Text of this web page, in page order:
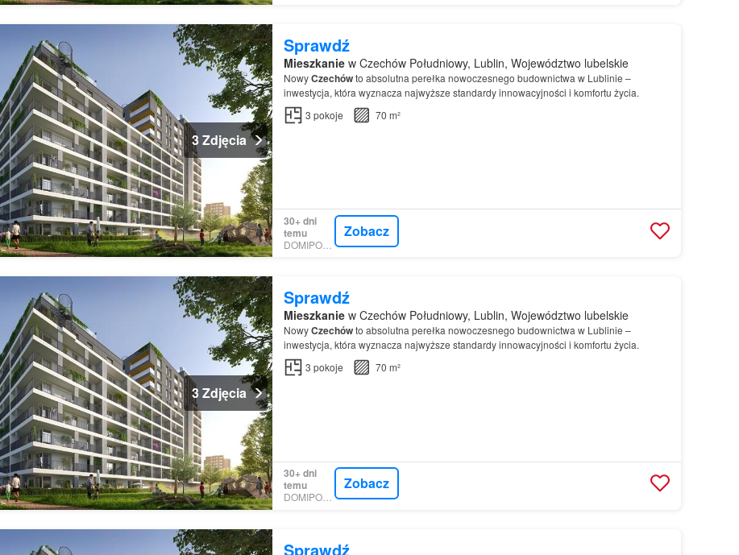
3 Zdjęcia
Sprawdź
Mieszkaniew Czechów Południowy, Lublin, Województwo lubelskie
NowyCzechówto absolutna perełka nowoczesnego budownictwa w Lublinie –
inwestycja, która wyznacza najwyższe standardy innowacyjności i komfortu życia.
3 pokoje 70 m²
30+ dni
temu
DOMIPORTA
Zobacz
3 Zdjęcia
Sprawdź
Mieszkaniew Czechów Południowy, Lublin, Województwo lubelskie
NowyCzechówto absolutna perełka nowoczesnego budownictwa w Lublinie –
inwestycja, która wyznacza najwyższe standardy innowacyjności i komfortu życia.
3 pokoje 70 m²
30+ dni
temu
DOMIPORTA
Zobacz
Sprawdź